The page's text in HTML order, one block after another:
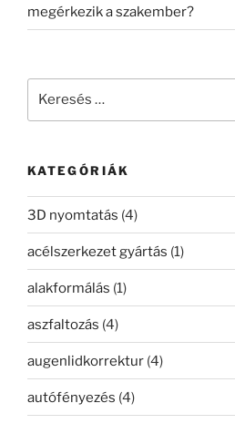
megérkezik a szakember?
KATEGÓRIÁK
3D nyomtatás (4)
acélszerkezet gyártás (1)
alakformálás (1)
aszfaltozás (4)
augenlidkorrektur (4)
autófényezés (4)